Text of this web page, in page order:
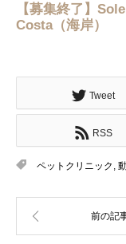
【募集終了】
Costa（海岸）
Tweet
RSS
ペットクリニック ,